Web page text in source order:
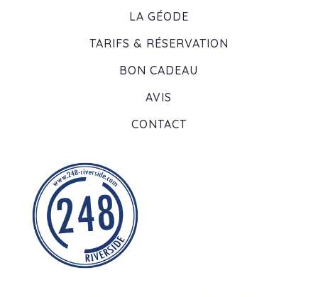
LA GÉODE
TARIFS & RÉSERVATION
BON CADEAU
AVIS
CONTACT